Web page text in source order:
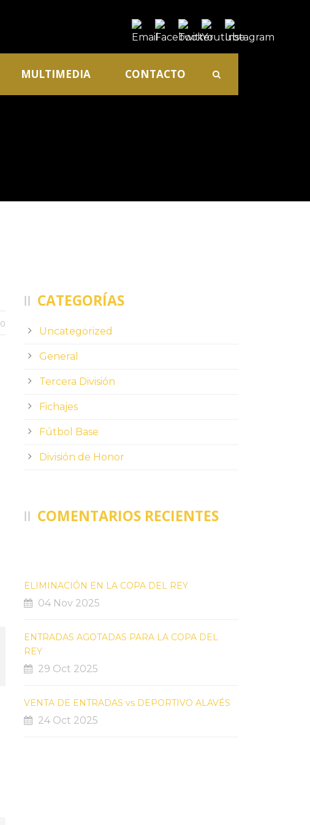
MULTIMEDIA CONTACTO
0
CATEGORÍAS
Uncategorized
General
Tercera División
Fichajes
Fútbol Base
División de Honor
COMENTARIOS RECIENTES
ELIMINACIÓN EN LA COPA DEL REY
04 Nov 2025
ENTRADAS AGOTADAS PARA LA COPA DEL
REY
29 Oct 2025
VENTA DE ENTRADAS vs DEPORTIVO ALAVÉS
24 Oct 2025